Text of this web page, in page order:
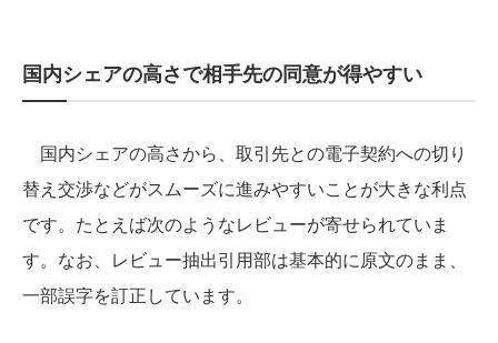
国内シェアの高さで相手先の同意が得やすい
国内シェアの高さから、取引先との電子契約への切り
替え交渉などがスムーズに進みやすいことが大きな利点
です。たとえば次のようなレビューが寄せられていま
す。なお、レビュー抽出引用部は基本的に原文のまま、
一部誤字を訂正しています。